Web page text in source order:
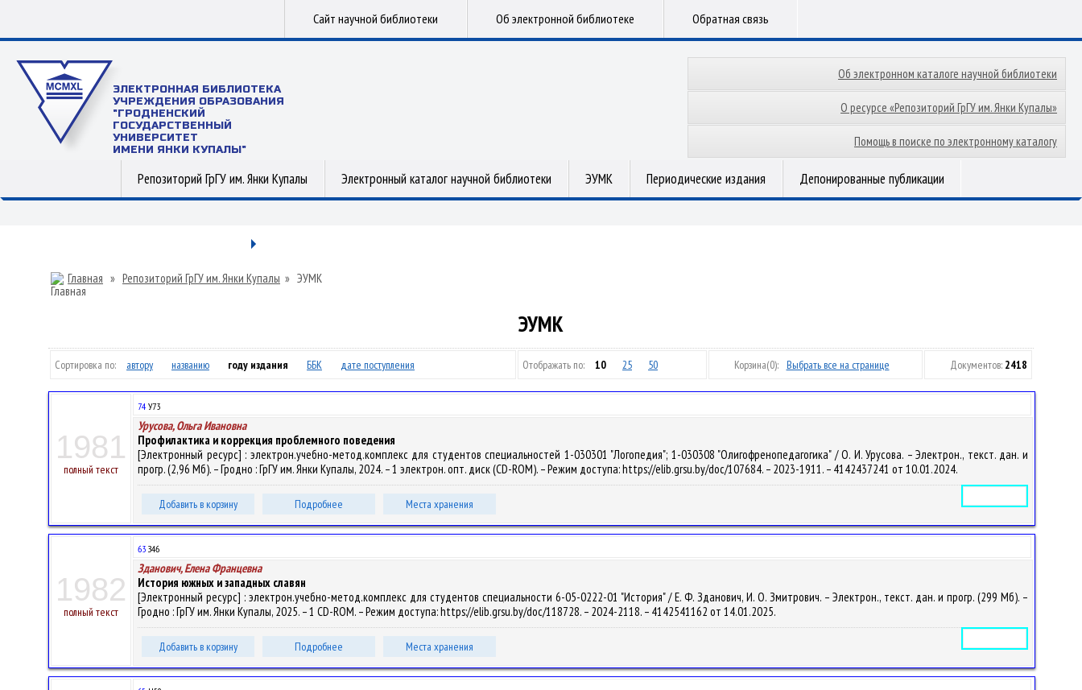
Сайт научной библиотеки Об электронной библиотеке Обратная связь
ЭЛЕКТРОННАЯ БИБЛИОТЕКА
УЧРЕЖДЕНИЯ ОБРАЗОВАНИЯ
"ГРОДНЕНСКИЙ
ГОСУДАРСТВЕННЫЙ
УНИВЕРСИТЕТ
ИМЕНИ ЯНКИ КУПАЛЫ"
Об электронном каталоге научной библиотеки
О ресурсе «Репозиторий ГрГУ им. Янки Купалы»
Помощь в поиске по электронному каталогу
Репозиторий ГрГУ им. Янки Купалы Электронный каталог научной библиотеки ЭУМК Периодические издания Депонированные публикации
Главная » Репозиторий ГрГУ им. Янки Купалы » ЭУМК
ЭУМК
Сортировка по: автору названию году издания ББК дате поступления Отображать по: 10 25 50 Корзина(0): Выбрать все на странице Документов: 2418
1981
полный текст
74 У73
Урусова, Ольга Ивановна
Профилактика и коррекция проблемного поведения
[Электронный ресурс] : электрон.учебно-метод.комплекс для студентов специальностей 1-030301 "Логопедия"; 1-030308 "Олигофренопедагогика" / О. И. Урусова. – Электрон., текст. дан. и
прогр. (2,96 Мб). – Гродно : ГрГУ им. Янки Купалы, 2024. – 1 электрон. опт. диск (CD-ROM). – Режим доступа: https://elib.grsu.by/doc/107684. – 2023-1911. – 4142437241 от 10.01.2024.
Добавить в корзину Подробнее Места хранения
1982
полный текст
63 З46
Зданович, Елена Францевна
История южных и западных славян
[Электронный ресурс] : электрон.учебно-метод.комплекс для студентов специальности 6-05-0222-01 "История" / Е. Ф. Зданович, И. О. Змитрович. – Электрон., текст. дан. и прогр. (299 Мб). –
Гродно : ГрГУ им. Янки Купалы, 2025. – 1 CD-ROM. – Режим доступа: https://elib.grsu.by/doc/118728. – 2024-2118. – 4142541162 от 14.01.2025.
Добавить в корзину Подробнее Места хранения